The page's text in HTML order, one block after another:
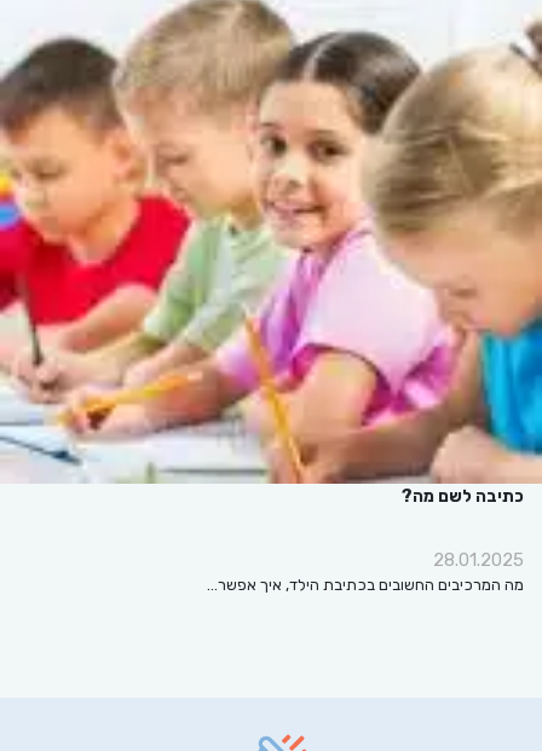
כתיבה לשם מה?
28.01.2025
מה המרכיבים החשובים בכתיבת הילד, איך אפשר…